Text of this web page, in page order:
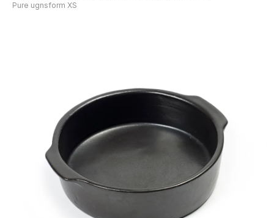
Pure ugnsform XS